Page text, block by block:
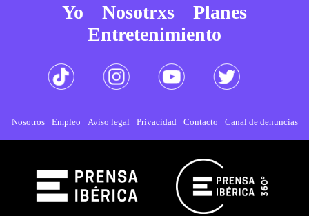
Yo Nosotrxs
Planes
Entretenimiento
Nosotros Empleo Aviso legal Privacidad Contacto Canal de denuncias